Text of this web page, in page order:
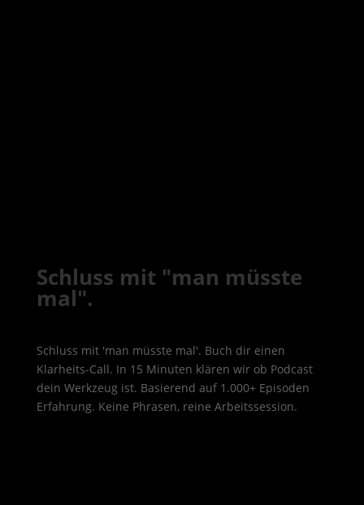
Schluss mit "man müsste
mal".
Schluss mit 'man müsste mal'. Buch dir einen
Klarheits-Call. In 15 Minuten klären wir ob Podcast
dein Werkzeug ist. Basierend auf 1.000+ Episoden
Erfahrung. Keine Phrasen, reine Arbeitssession.